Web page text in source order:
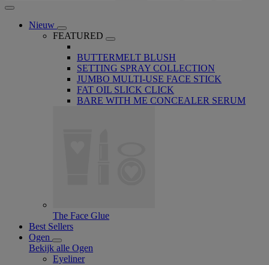
Nieuw
FEATURED
BUTTERMELT BLUSH
SETTING SPRAY COLLECTION
JUMBO MULTI-USE FACE STICK
FAT OIL SLICK CLICK
BARE WITH ME CONCEALER SERUM
The Face Glue
Best Sellers
Ogen
Bekijk alle Ogen
Eyeliner